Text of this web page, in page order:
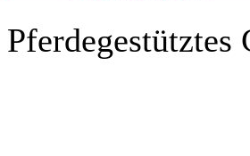
Pferdegestütztes